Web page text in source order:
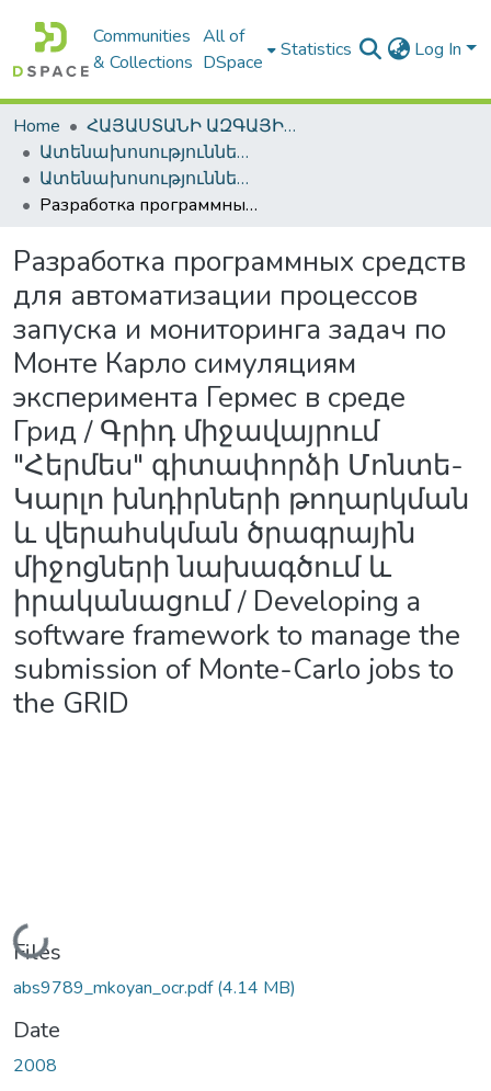
Communities
& Collections
All of
DSpace
Statistics Log In
Home
ՀԱՅԱՍՏԱՆԻ ԱԶԳԱՅԻՆ ԳՐԱԴԱՐԱՆԻ ԹՎԱՅԻՆ ՊԱՀՈՑ / DIGITAL REPOSITORY OF NLA
Ատենախոսություններ և սեղմագրեր / Theses & Abstracts
Ատենախոսություններ և սեղմագրեր / Theses & Abstracts
Разработка программных средств для автоматизации процессов запуска и мониторинга задач по Монте Карло симуляциям эксперимента Гермес в среде Грид / Գրիդ միջավայրում "Հերմես" գիտափորձի Մոնտե-Կարլո խնդիրների թողարկման և վերահսկման ծրագրային միջոցների նախագծում և իրականացում / Developing a software framework to manage the submission of Monte-Carlo jobs to the GRID
Разработка программных средств
для автоматизации процессов
запуска и мониторинга задач по
Монте Карло симуляциям
эксперимента Гермес в среде
Грид / Գրիդ միջավայրում
"Հերմես" գիտափորձի Մոնտե-
Կարլո խնդիրների թողարկման
և վերահսկման ծրագրային
միջոցների նախագծում և
իրականացում / Developing a
software framework to manage the
submission of Monte-Carlo jobs to
the GRID
Loading...
Files
abs9789_mkoyan_ocr.pdf(4.14 MB)
Date
2008